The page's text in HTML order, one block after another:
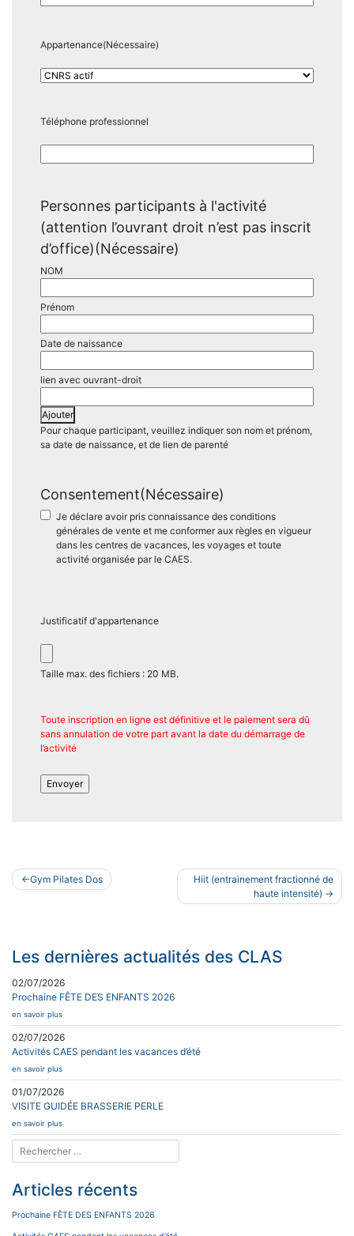
Appartenance(Nécessaire)
Téléphone professionnel
Personnes participants à l'activité
(attention l’ouvrant droit n’est pas inscrit
d’office)(Nécessaire)
Ajouter
Pour chaque participant, veuillez indiquer son nom et prénom,
sa date de naissance, et de lien de parenté
Consentement(Nécessaire)
Je déclare avoir pris connaissance des conditions
générales de vente et me conformer aux règles en vigueur
dans les centres de vacances, les voyages et toute
activité organisée par le CAES.
Justificatif d'appartenance
Taille max. des fichiers : 20 MB.
Toute inscription en ligne est définitive et le paiement sera dû
sans annulation de votre part avant la date du démarrage de
l’activité
Navigation
de
Gym Pilates Dos
Hiit (entrainement fractionné de
haute intensité)
Les dernières actualités des CLAS
02/07/2026
Prochaine FÊTE DES ENFANTS 2026
en savoir plus
02/07/2026
Activités CAES pendant les vacances d’été
en savoir plus
01/07/2026
VISITE GUIDÉE BRASSERIE PERLE
en savoir plus
Articles récents
Prochaine FÊTE DES ENFANTS 2026